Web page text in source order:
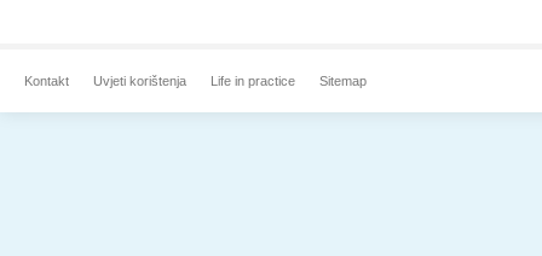
Kontakt Uvjeti korištenja Life in practice Sitemap